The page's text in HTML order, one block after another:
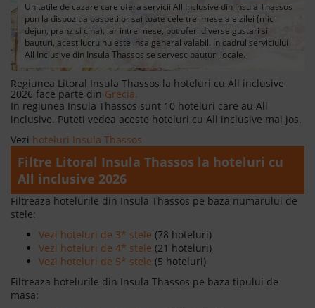
Unitatile de cazare care ofera servicii All Inclusive din Insula Thassos
pun la dispozitia oaspetilor sai toate cele trei mese ale zilei (mic
dejun, pranz si cina), iar intre mese, pot oferi diverse gustari si
bauturi, acest lucru nu este insa general valabil. In cadrul serviciului
All Inclusive din Insula Thassos se servesc bauturi locale.
Regiunea Litoral Insula Thassos la hoteluri cu All inclusive
2026 face parte din Grecia.
In regiunea Insula Thassos sunt 10 hoteluri care au All
inclusive. Puteti vedea aceste hoteluri cu All inclusive mai jos.
Vezi hoteluri Insula Thassos
Filtre Litoral Insula Thassos la hoteluri cu
All inclusive 2026
Filtreaza hotelurile din Insula Thassos pe baza numarului de
stele:
Vezi hoteluri de 3* stele (78 hoteluri)
Vezi hoteluri de 4* stele (21 hoteluri)
Vezi hoteluri de 5* stele (5 hoteluri)
Filtreaza hotelurile din Insula Thassos pe baza tipului de
masa: